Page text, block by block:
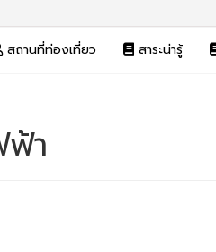
สถานที่ท่องเที่ยว สาระน่ารู้
ฟ้า